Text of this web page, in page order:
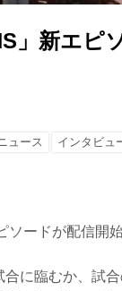
」新エピ
ュース インタビュ
ソードが配信開始
に臨むか、試